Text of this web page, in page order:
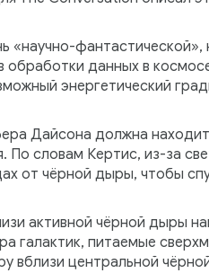
«научно-
данных в
энергетический
Дайсона должна
словам Кертис, из-за
от чёрной дыры, чтобы
активной чёрной дыры
галактик, питаемые
вблизи центральной